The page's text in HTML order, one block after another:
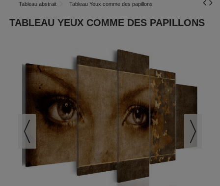
Tableau abstrait Tableau Yeux comme des papillons
TABLEAU YEUX COMME DES PAPILLONS